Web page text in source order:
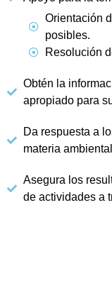
Orientación
posibles.
Resolución
Obtén la
apropiado para
Da respuesta a
materia
Asegura los
de actividades a